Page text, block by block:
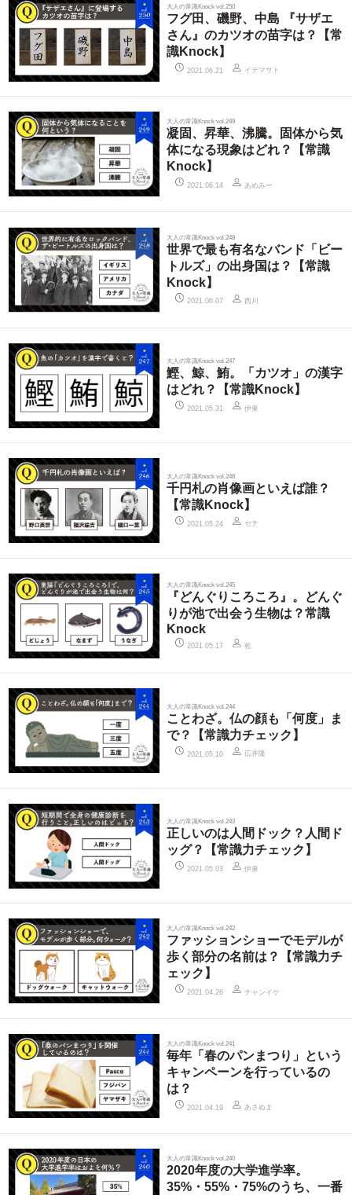
大人の常識Knock vol.250
フグ田、磯野、中島 『サザエ
さん』のカツオの苗字は？【常
識Knock】
2021.06.21 イデマサト
大人の常識Knock vol.249
凝固、昇華、沸騰。固体から気
体になる現象はどれ？【常識
Knock】
2021.06.14 あめみー
大人の常識Knock vol.248
世界で最も有名なバンド「ビー
トルズ」の出身国は？【常識
Knock】
2021.06.07 西川
大人の常識Knock vol.247
鰹、鯨、鮪。「カツオ」の漢字
はどれ？【常識Knock】
2021.05.31 伊東
大人の常識Knock vol.246
千円札の肖像画といえば誰？
【常識Knock】
2021.05.24 セチ
大人の常識Knock vol.245
『どんぐりころころ』。どんぐ
りが池で出会う生物は？常識
Knock
2021.05.17 乾
大人の常識Knock vol.244
ことわざ。仏の顔も「何度」ま
で？【常識力チェック】
2021.05.10 広井隆
大人の常識Knock vol.243
正しいのは人間ドック？人間ド
ッグ？【常識力チェック】
2021.05.03 伊東
大人の常識Knock vol.242
ファッションショーでモデルが
歩く部分の名前は？【常識力チ
ェック】
2021.04.26 チャンイケ
大人の常識Knock vol.241
毎年「春のパンまつり」という
キャンペーンを行っているの
は？
2021.04.19 あさぬま
大人の常識Knock vol.240
2020年度の大学進学率。
35%・55%・75%のうち、一番